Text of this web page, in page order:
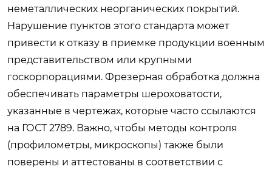
неметаллических неорганических покрытий.
Нарушение пунктов этого стандарта может
привести к отказу в приемке продукции военным
представительством или крупными
госкорпорациями. Фрезерная обработка должна
обеспечивать параметры шероховатости,
указанные в чертежах, которые часто ссылаются
на ГОСТ 2789. Важно, чтобы методы контроля
(профилометры, микроскопы) также были
поверены и аттестованы в соответствии с